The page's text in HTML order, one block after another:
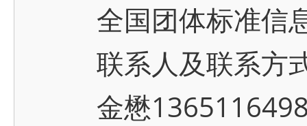
全国团体标准信
联系人及联系方
金懋